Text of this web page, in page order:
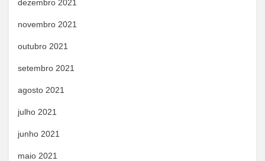
dezembro 2021
novembro 2021
outubro 2021
setembro 2021
agosto 2021
julho 2021
junho 2021
maio 2021